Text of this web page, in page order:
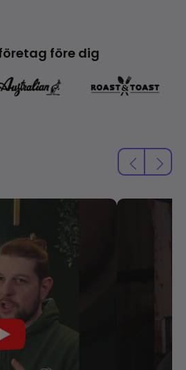
före dig